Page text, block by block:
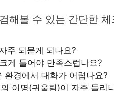
해볼 수 있는 간단한
주 되묻게 되나요?
게 틀어야 만족스럽나요?
경에서 대화가 어렵나요?
이명(귀울림)이 자주 들리